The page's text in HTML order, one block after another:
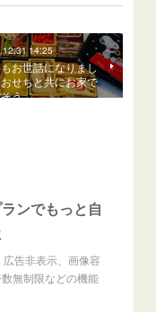
14:25
お世話になりまし
せちと共にお家で
う
ンでもっと自
告非表示、画像容
無制限などの機能